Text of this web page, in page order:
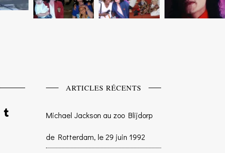
ARTICLES RÉCENTS
Michael Jackson au zoo Blijdorp
de Rotterdam, le 29 juin 1992